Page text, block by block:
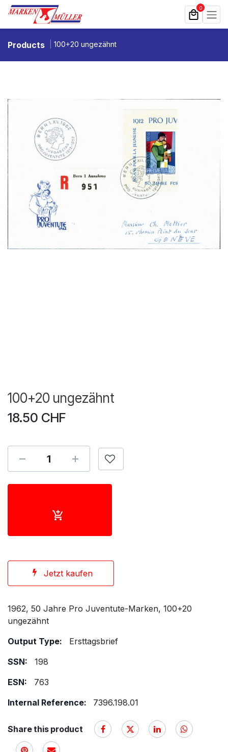
Zum Inhalt springen 0
Products 100+20 ungezähnt
100+20 ungezähnt
18.50 CHF
Jetzt kaufen
1962, 50 Jahre Pro Juventute-Marken, 100+20
ungezähnt
Output Type:
Ersttagsbrief
SSN:
198
ESN:
763
Internal Reference:
7396.198.01
Share this product